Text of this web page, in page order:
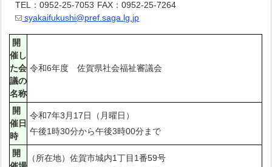
TEL：0952-25-7053 FAX：0952-25-7264
syakaifukushi@pref.saga.lg.jp
開
催し
た会
議の
名称
令和6年度 佐賀県社会福祉審議会
開
催日
時
令和7年3月17日（月曜日）
午後1時30分から午後3時00分まで
開
（所在地）佐賀市城内1丁目1番59号